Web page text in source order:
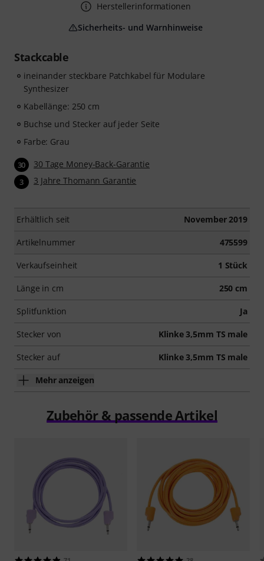
Stackcable
ineinander steckbare Patchkabel für Modulare
Synthesizer
Kabellänge: 250 cm
Buchse und Stecker auf jeder Seite
Farbe: Grau
30 30 Tage Money-Back-Garantie
3 3 Jahre Thomann Garantie
Erhältlich seit November 2019
Artikelnummer 475599
Verkaufseinheit 1 Stück
Länge in cm 250 cm
Splitfunktion Ja
Stecker von Klinke 3,5mm TS male
Stecker auf Klinke 3,5mm TS male
Mehr anzeigen
Herstellerinformationen
Sicherheits- und Warnhinweise
Zubehör & passende Artikel